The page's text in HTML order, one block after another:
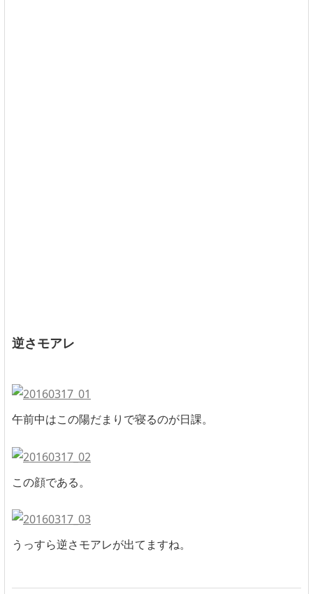
逆さモアレ
午前中はこの陽だまりで寝るのが日課。
この顔である。
うっすら逆さモアレが出てますね。